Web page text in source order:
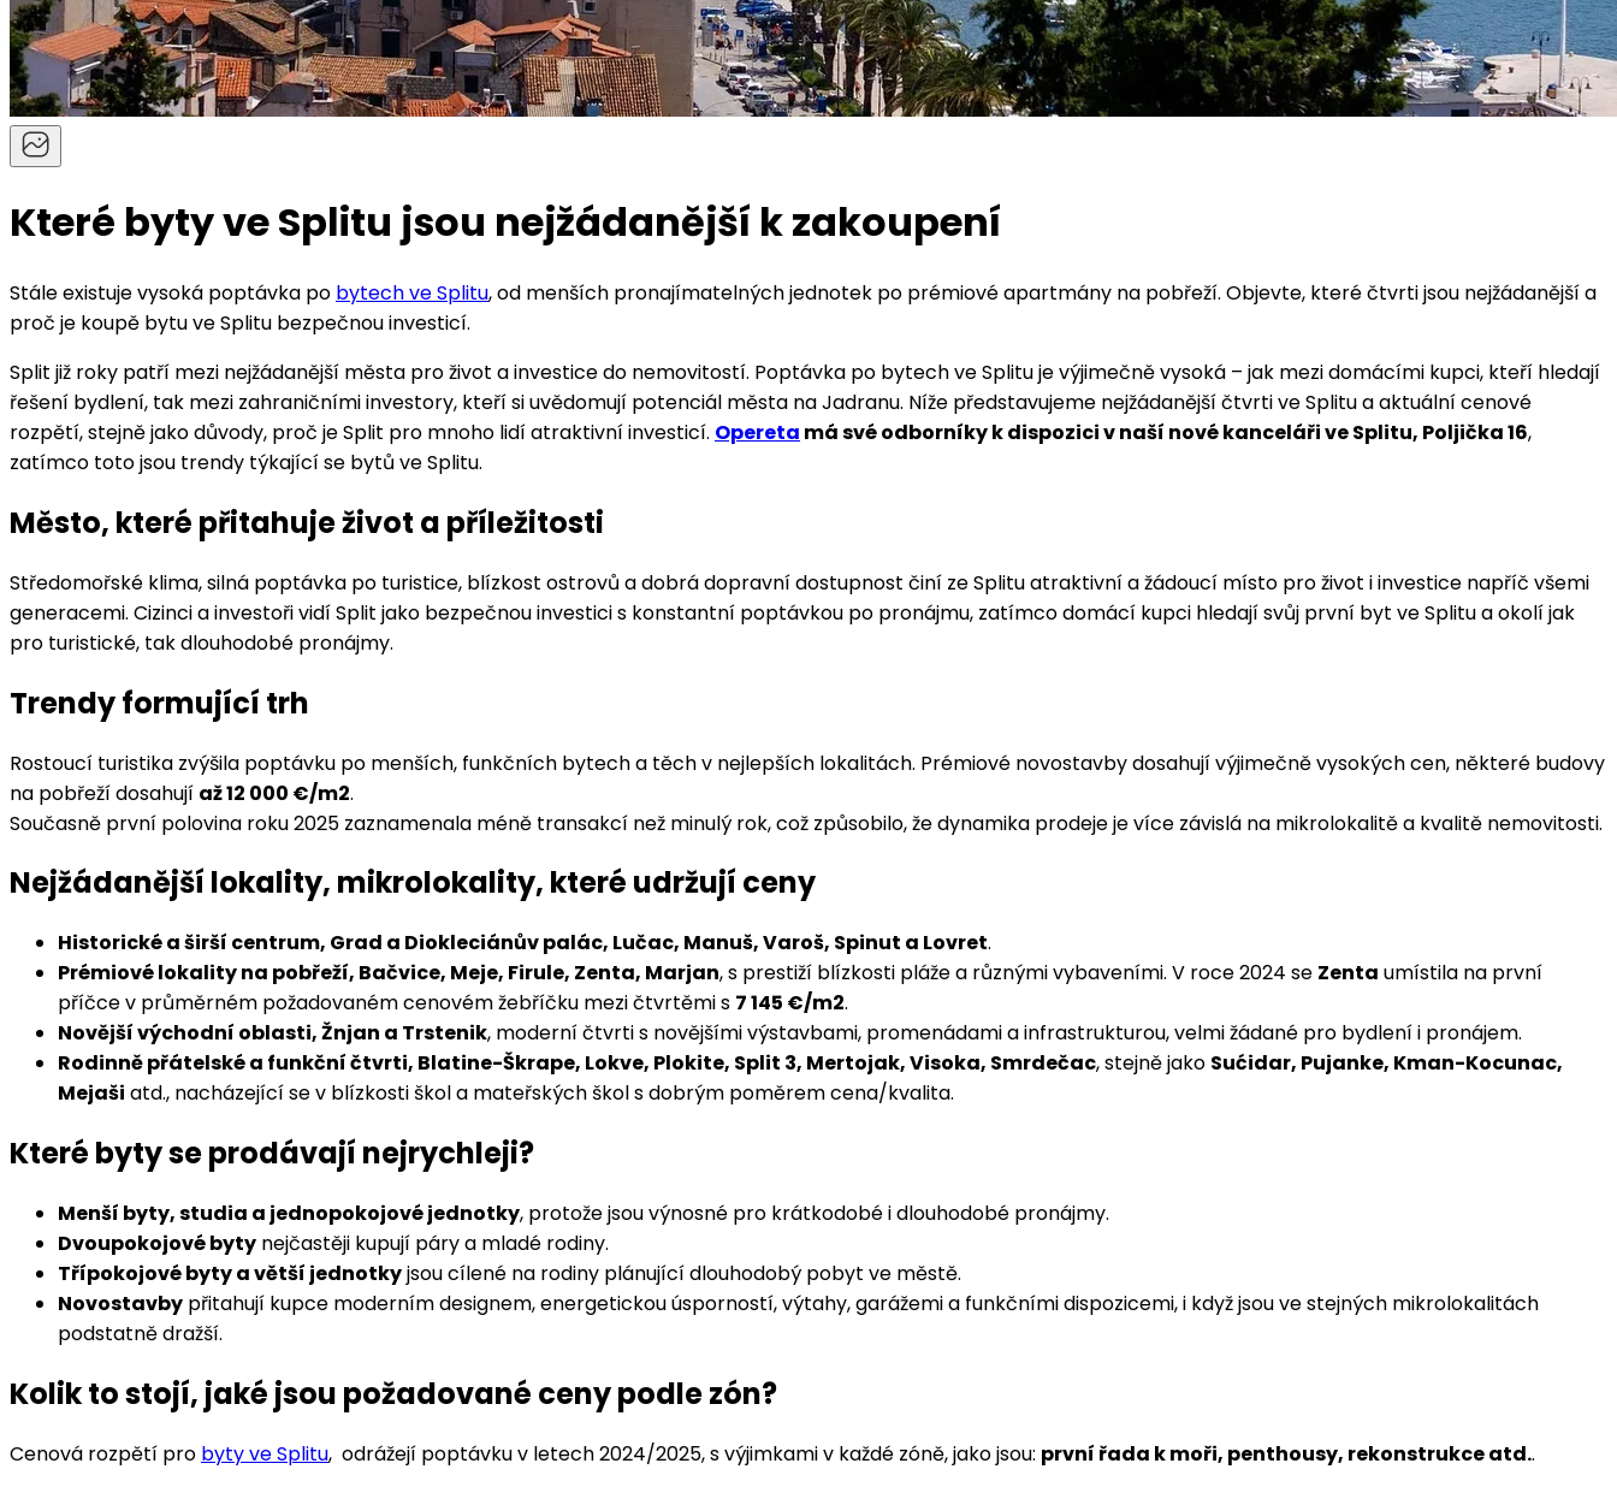
Které byty ve Splitu jsou nejžádanější k zakoupení
Stále existuje vysoká poptávka po bytech ve Splitu, od menších pronajímatelných jednotek po prémiové apartmány na pobřeží. Objevte, které čtvrti jsou nejžádanější a
proč je koupě bytu ve Splitu bezpečnou investicí.
Split již roky patří mezi nejžádanější města pro život a investice do nemovitostí. Poptávka po bytech ve Splitu je výjimečně vysoká – jak mezi domácími kupci, kteří hledají
řešení bydlení, tak mezi zahraničními investory, kteří si uvědomují potenciál města na Jadranu. Níže představujeme nejžádanější čtvrti ve Splitu a aktuální cenové
rozpětí, stejně jako důvody, proč je Split pro mnoho lidí atraktivní investicí. Opereta má své odborníky k dispozici v naší nové kanceláři ve Splitu, Poljička 16,
zatímco toto jsou trendy týkající se bytů ve Splitu.
Město, které přitahuje život a příležitosti
Středomořské klima, silná poptávka po turistice, blízkost ostrovů a dobrá dopravní dostupnost činí ze Splitu atraktivní a žádoucí místo pro život i investice napříč všemi
generacemi. Cizinci a investoři vidí Split jako bezpečnou investici s konstantní poptávkou po pronájmu, zatímco domácí kupci hledají svůj první byt ve Splitu a okolí jak
pro turistické, tak dlouhodobé pronájmy.
Trendy formující trh
Rostoucí turistika zvýšila poptávku po menších, funkčních bytech a těch v nejlepších lokalitách. Prémiové novostavby dosahují výjimečně vysokých cen, některé budovy
na pobřeží dosahují až 12 000 €/m2.
Současně první polovina roku 2025 zaznamenala méně transakcí než minulý rok, což způsobilo, že dynamika prodeje je více závislá na mikrolokalitě a kvalitě nemovitosti.
Nejžádanější lokality, mikrolokality, které udržují ceny
Historické a širší centrum, Grad a Diokleciánův palác, Lučac, Manuš, Varoš, Spinut a Lovret.
Prémiové lokality na pobřeží, Bačvice, Meje, Firule, Zenta, Marjan, s prestiží blízkosti pláže a různými vybaveními. V roce 2024 se Zenta umístila na první
příčce v průměrném požadovaném cenovém žebříčku mezi čtvrtěmi s 7 145 €/m2.
Novější východní oblasti, Žnjan a Trstenik, moderní čtvrti s novějšími výstavbami, promenádami a infrastrukturou, velmi žádané pro bydlení i pronájem.
Rodinně přátelské a funkční čtvrti, Blatine-Škrape, Lokve, Plokite, Split 3, Mertojak, Visoka, Smrdečac, stejně jako Sućidar, Pujanke, Kman-Kocunac,
Mejaši atd., nacházející se v blízkosti škol a mateřských škol s dobrým poměrem cena/kvalita.
Které byty se prodávají nejrychleji?
Menší byty, studia a jednopokojové jednotky, protože jsou výnosné pro krátkodobé i dlouhodobé pronájmy.
Dvoupokojové byty nejčastěji kupují páry a mladé rodiny.
Třípokojové byty a větší jednotkyjsou cílené na rodiny plánující dlouhodobý pobyt ve městě.
Novostavby přitahují kupce moderním designem, energetickou úsporností, výtahy, garážemi a funkčními dispozicemi, i když jsou ve stejných mikrolokalitách
podstatně dražší.
Kolik to stojí, jaké jsou požadované ceny podle zón?
Cenová rozpětí pro byty ve Splitu, odrážejí poptávku v letech 2024/2025, s výjimkami v každé zóně, jako jsou: první řada k moři, penthousy, rekonstrukce atd..